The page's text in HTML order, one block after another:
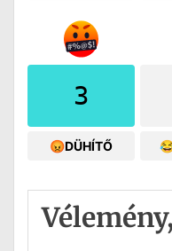
3
😡DÜHÍTŐ